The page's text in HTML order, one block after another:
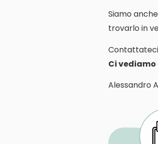
Siamo anche
trovarlo in
Contattateci
Ci
Alessandro